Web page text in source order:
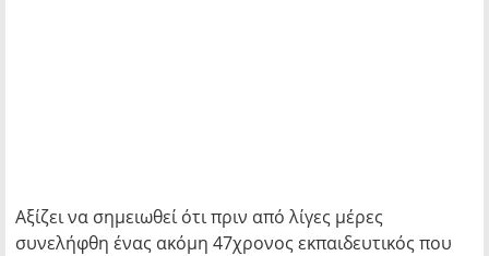
Αξίζει να σημειωθεί ότι πριν από λίγες μέρες
συνελήφθη ένας ακόμη 47χρονος εκπαιδευτικός που